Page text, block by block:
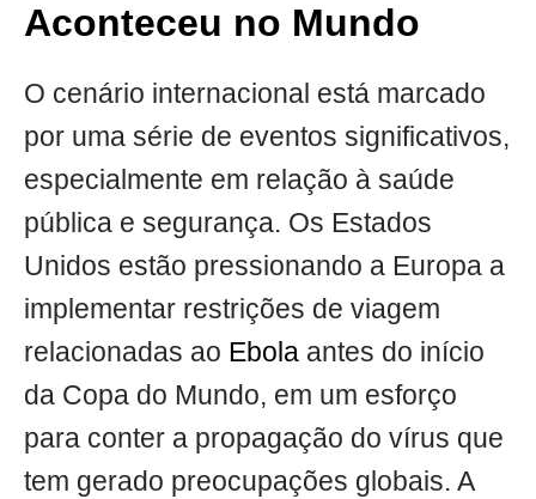
Aconteceu no Mundo
O cenário internacional está marcado
por uma série de eventos significativos,
especialmente em relação à saúde
pública e segurança. Os Estados
Unidos estão pressionando a Europa a
implementar restrições de viagem
relacionadas ao Ebola antes do início
da Copa do Mundo, em um esforço
para conter a propagação do vírus que
tem gerado preocupações globais. A